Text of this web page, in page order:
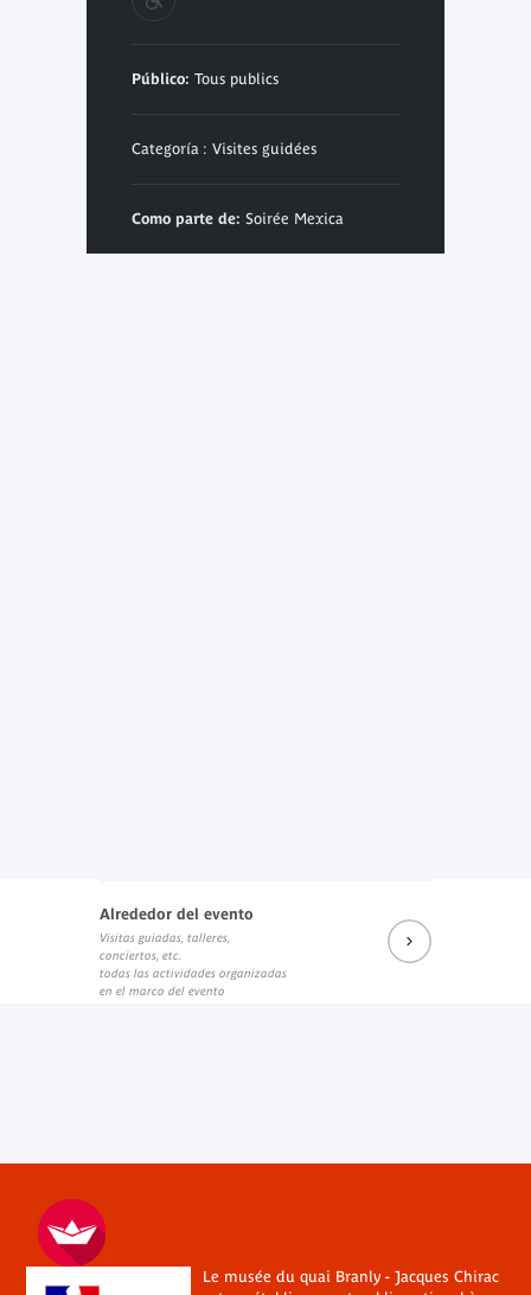
Público: Tous publics
Categoría : Visites guidées
Como parte de: Soirée Mexica
Alrededor del evento
Visitas guiadas, talleres,
conciertos, etc.
todas las actividades organizadas
en el marco del evento
Le musée du quai Branly - Jacques Chirac